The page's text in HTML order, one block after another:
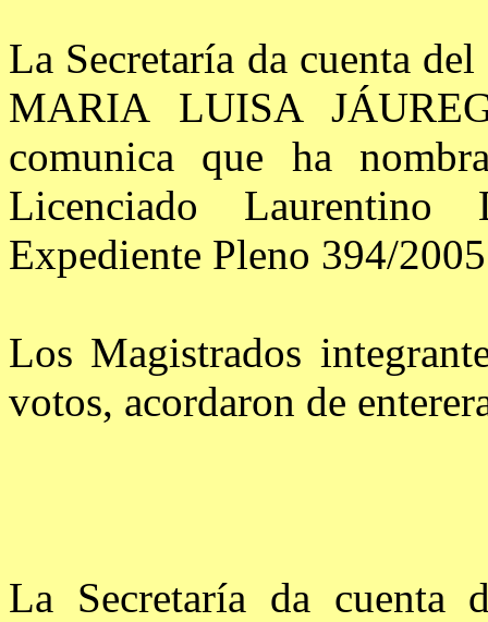
La Secretaría da cuenta
MARIA LUISA
comunica que ha
Licenciado
Expediente Pleno 394/
Los Magistrados
votos, acordaron de
La Secretaría da cuenta